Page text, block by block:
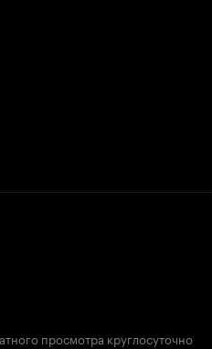
просмотра круглосуточно